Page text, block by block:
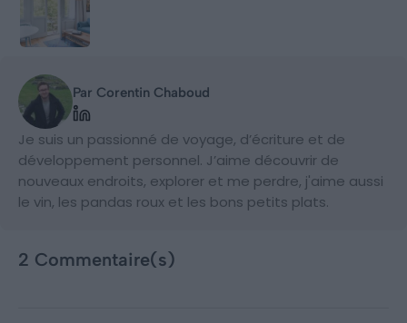
Par Corentin Chaboud
Je suis un passionné de voyage, d’écriture et de
développement personnel. J’aime découvrir de
nouveaux endroits, explorer et me perdre, j'aime aussi
le vin, les pandas roux et les bons petits plats.
2 Commentaire(s)